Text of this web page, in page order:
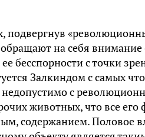
подвергнув
на себя внимание
бесспорности с точки
Залкиндом с самых
с
животных, что все
содержанием. Половое